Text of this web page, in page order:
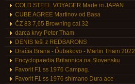
COLD STEEL VOYAGER Made in JAPAN
CUBE AGREE Martinov od Basa
ČZ 83 7,65 Browning cal.32
darca krvy Peter Tham
DENIS feši z REDBARONS
Dračia Brana - Ďubakovo - Martin Tham 2022
Encyclopaedia Britannica na Slovensku
Favorit F1 ss 1976 Campag.
Favorit F1 ss 1976 shimano Dura ace